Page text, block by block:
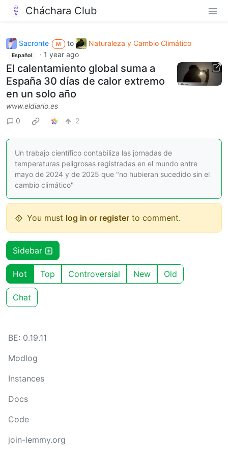
Cháchara Club
Sacronte M to Naturaleza y Cambio Climático
Español · 1 year ago
El calentamiento global suma a
España 30 días de calor extremo
en un solo año
www.eldiario.es
0
2
Un trabajo científico contabiliza las jornadas de
temperaturas peligrosas registradas en el mundo entre
mayo de 2024 y de 2025 que "no hubieran sucedido sin el
cambio climático"
You must log in or register to comment.
Sidebar
Hot Top Controversial New Old
Chat
BE: 0.19.11
Modlog
Instances
Docs
Code
join-lemmy.org